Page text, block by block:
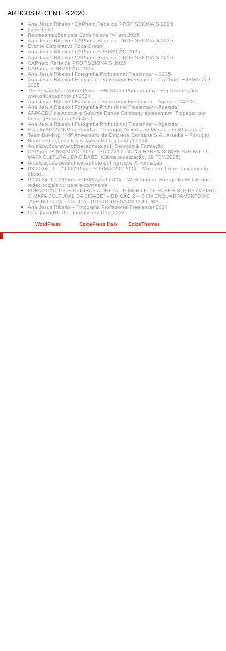
ARTIGOS RECENTES 2020
Ana Jesus Ribeiro / CAPhoto Rede de PROFISSIONAIS 2026
(sem título)
Representações pela Comunidade “V” em 2025
Ana Jesus Ribeiro / CAPhoto Rede de PROFISSIONAIS 2025
Evento Corporativo Roca Group
Ana Jesus Ribeiro / CAPhoto FORMAÇÃO 2025
Ana Jesus Ribeiro / CAPhoto Rede de PROFISSIONAIS 2025
CAPhoto Rede de PROFISSIONAIS 2025
CAPhoto FORMAÇÃO 2025
Ana Jesus Ribeiro I Fotografia Profissional Freelancer – 2025:
Ana Jesus Ribeiro I Formação Profissional Freelancer – CAPhoto FORMAÇÃO
2025
18ª Edição Mira Mobile Prize – BW Street Photography I Representação
www.officecaphoto.pt 2024
Ana Jesus Ribeiro I Formação Profissional Freelancer – Agenda ’24 / ’25:
Ana Jesus Ribeiro I Fotografia Profissional Freelancer – Agenda:
APPACDM de Anadia e Sublime Dance Company apresentam “Tropeçar, por
favor!” (Residência Artística)
Ana Jesus Ribeiro I Fotografia Profissional Freelancer – Agenda:
Evento APPACDM de Anadia – Portugal: “A Volta ao Mundo em 80 passos”
Team Building / 45º Aniversário da Empresa Sanitana S.A., Anadia – Portugal
Representações oficiais www.officecaphoto.pt 2024
Atualizações www.officecaphoto.pt II Serviços & Formação
CAPhoto FORMAÇÃO 2025 – EDIÇÃO 2 DO “OLHARES SOBRE AVEIRO: O
MAPA CULTURAL DA CIDADE” (Última atualização: 19 FEV.2025)
Atualizações www.officecaphoto.pt I Serviços & Formação
P3.2024 I 1 I 2 III CAPhoto FORMAÇÃO 2024 – Muito em breve, lançamento
oficial…
P2.2024 III CAPhoto FORMAÇÃO 2024 – Workshop de Fotografia Mobile para
redes sociais ou para e-commerce
FORMAÇÃO DE FOTOGRAFIA DIGITAL E MOBILE “OLHARES SOBRE AVEIRO:
O MAPA CULTURAL DA CIDADE” – EDIÇÃO 2 – COM ENQUADRAMENTO AO
“AVEIRO 2024 – CAPITAL PORTUGUESA DA CULTURA”
Ana Jesus Ribeiro – Fotografia Profissional Freelancer 2024
C[AP]omp[HOTO…]artilhas em DEZ.2023
WordPress SpicePress Dark SpiceThemes